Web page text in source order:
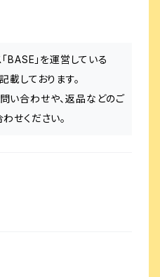
BASE」を運営している
しております。
い合わせや、返品などのご
せください。